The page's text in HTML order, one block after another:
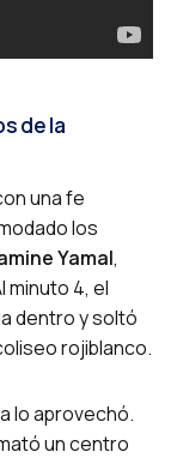
de la
una fe
los
Yamal,
minuto 4, el
dentro y soltó
rojiblanco.
lo aprovechó.
un centro